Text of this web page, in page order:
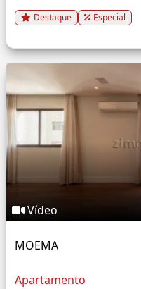
Destaque Especial
Vídeo
MOEMA
Apartamento